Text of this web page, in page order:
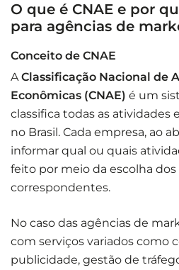
O que é CNAE e por
para agências de
Conceito de CNAE
A Classificação Nacional de
Econômicas (CNAE) é um
classifica todas as atividades
no Brasil. Cada empresa, ao
informar qual ou quais
feito por meio da escolha dos
correspondentes.
No caso das agências de
com serviços variados como
publicidade, gestão de